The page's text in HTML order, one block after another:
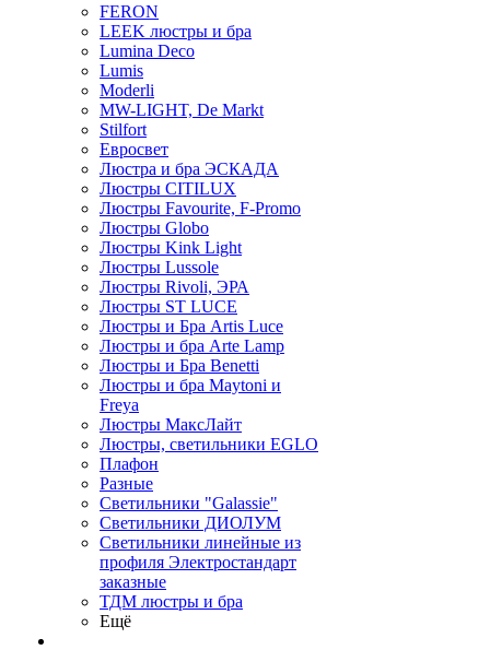
FERON
LEEK люстры и бра
Lumina Deco
Lumis
Moderli
MW-LIGHT, De Markt
Stilfort
Евросвет
Люстра и бра ЭСКАДА
Люстры CITILUX
Люстры Favourite, F-Promo
Люстры Globo
Люстры Kink Light
Люстры Lussole
Люстры Rivoli, ЭРА
Люстры ST LUCE
Люстры и Бра Artis Luce
Люстры и бра Arte Lamp
Люстры и Бра Benetti
Люстры и бра Maytoni и
Freya
Люстры МаксЛайт
Люстры, светильники EGLO
Плафон
Разные
Светильники "Galassie"
Светильники ДИОЛУМ
Светильники линейные из
профиля Электростандарт
заказные
ТДМ люстры и бра
Ещё